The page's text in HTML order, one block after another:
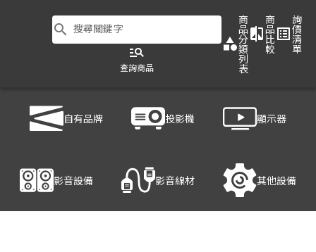
search 搜尋關鍵字
manage_search
查詢商品
category
商
品
分
類
列
表
compare
商
品
比
較
list_alt
詢
價
清
單
自有品牌 投影機 顯示器
影音設備 影音線材 其他設備
產品細節